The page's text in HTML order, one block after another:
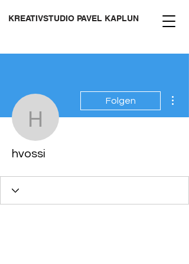
KREATIVSTUDIO PAVEL KAPLUN
hvossi
Folgen
hvossi